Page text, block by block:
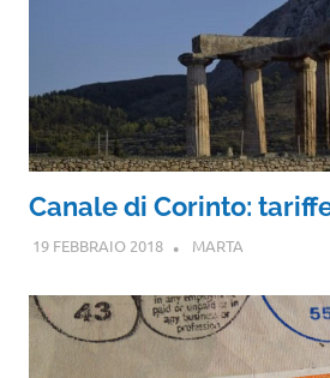
Canale di Corinto:
19 FEBBRAIO 2018 MARTA